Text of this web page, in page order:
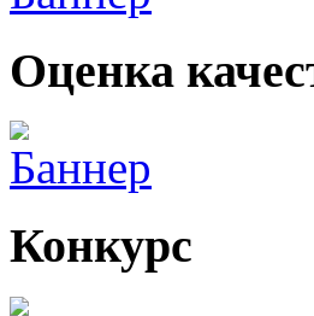
Оценка
Конкурс